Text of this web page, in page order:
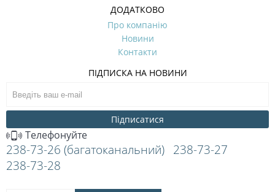
ДОДАТКОВО
Про компанію
Новини
Контакти
ПІДПИСКА НА НОВИНИ
Підписатися
Телефонуйте
238-73-26 (багатоканальний) 238-73-27
238-73-28